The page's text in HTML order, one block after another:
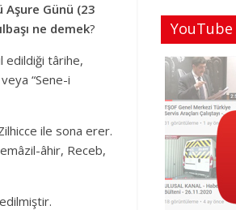
Günü (23
ne demek?
edildiği târihe,
“Sene-i
ile sona erer.
âhir, Receb,